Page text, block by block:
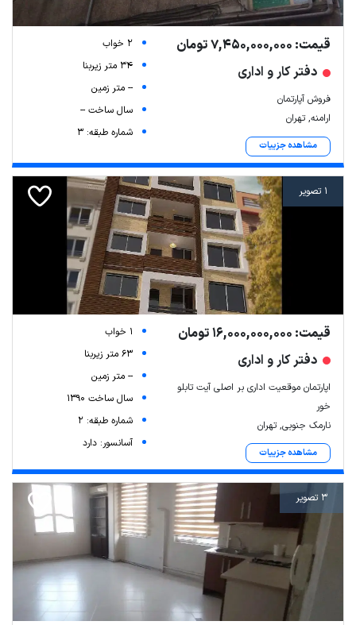
قیمت: 7,450,000,000 تومان
دفتر کار و اداری
فروش آپارتمان
ارامنه, تهران
مشاهده جزییات
2 خواب
34 متر زیربنا
-- متر زمین
سال ساخت --
شماره طبقه: 3
1 تصویر
قیمت: 16,000,000,000 تومان
دفتر کار و اداری
اپارتمان موقعیت اداری بر اصلی آیت تابلو
خور
نارمک جنوبی, تهران
مشاهده جزییات
1 خواب
63 متر زیربنا
-- متر زمین
سال ساخت 1390
شماره طبقه: 2
آسانسور: دارد
3 تصویر